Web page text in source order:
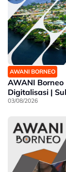
AWANI BORNEO
AWANI
Digitalisasi |
03/08/2026